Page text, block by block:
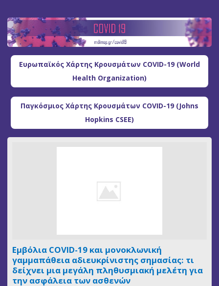
Ευρωπαϊκός Χάρτης Κρουσμάτων COVID-19 (World
Health Organization)
Παγκόσμιος Χάρτης Κρουσμάτων COVID-19 (Johns
Hopkins CSEE)
Εμβόλια COVID-19 και μονοκλωνική
γαμμαπάθεια αδιευκρίνιστης σημασίας: τι
δείχνει μια μεγάλη πληθυσμιακή μελέτη για
την ασφάλεια των ασθενών